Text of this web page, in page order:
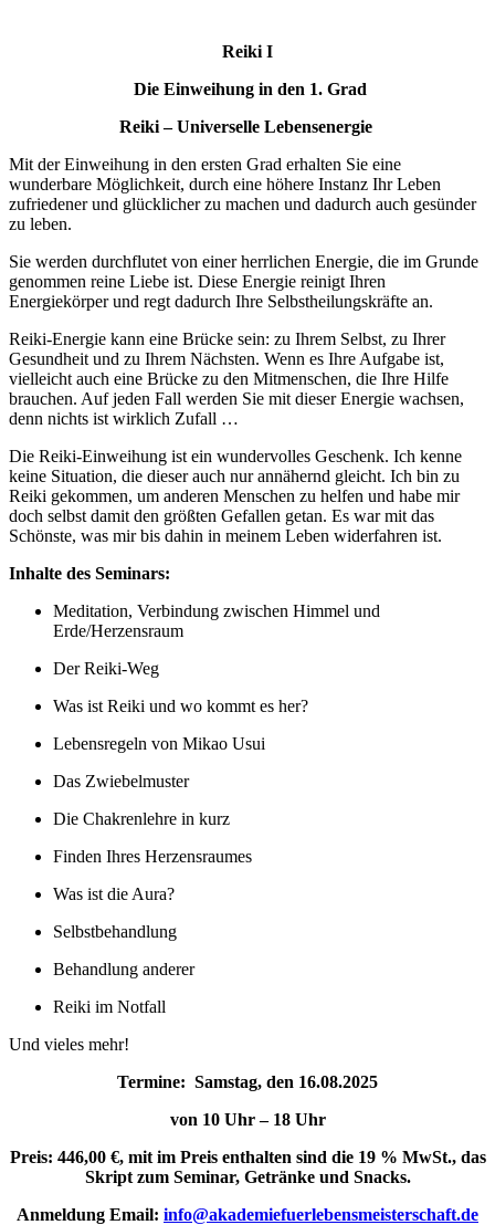
Reiki I
Die Einweihung in den 1. Grad
Reiki – Universelle Lebensenergie
Mit der Einweihung in den ersten Grad erhalten Sie eine
wunderbare Möglichkeit, durch eine höhere Instanz Ihr Leben
zufriedener und glücklicher zu machen und dadurch auch gesünder
zu leben.
Sie werden durchflutet von einer herrlichen Energie, die im Grunde
genommen reine Liebe ist. Diese Energie reinigt Ihren
Energiekörper und regt dadurch Ihre Selbstheilungskräfte an.
Reiki-Energie kann eine Brücke sein: zu Ihrem Selbst, zu Ihrer
Gesundheit und zu Ihrem Nächsten. Wenn es Ihre Aufgabe ist,
vielleicht auch eine Brücke zu den Mitmenschen, die Ihre Hilfe
brauchen. Auf jeden Fall werden Sie mit dieser Energie wachsen,
denn nichts ist wirklich Zufall …
Die Reiki-Einweihung ist ein wundervolles Geschenk. Ich kenne
keine Situation, die dieser auch nur annähernd gleicht. Ich bin zu
Reiki gekommen, um anderen Menschen zu helfen und habe mir
doch selbst damit den größten Gefallen getan. Es war mit das
Schönste, was mir bis dahin in meinem Leben widerfahren ist.
Inhalte des Seminars:
Meditation, Verbindung zwischen Himmel und
Erde/Herzensraum
Der Reiki-Weg
Was ist Reiki und wo kommt es her?
Lebensregeln von Mikao Usui
Das Zwiebelmuster
Die Chakrenlehre in kurz
Finden Ihres Herzensraumes
Was ist die Aura?
Selbstbehandlung
Behandlung anderer
Reiki im Notfall
Und vieles mehr!
Termine: Samstag, den 16.08.2025
von 10 Uhr – 18 Uhr
Preis: 446,00 €, mit im Preis enthalten sind die 19 % MwSt., das
Skript zum Seminar, Getränke und Snacks.
Anmeldung Email: info@akademiefuerlebensmeisterschaft.de